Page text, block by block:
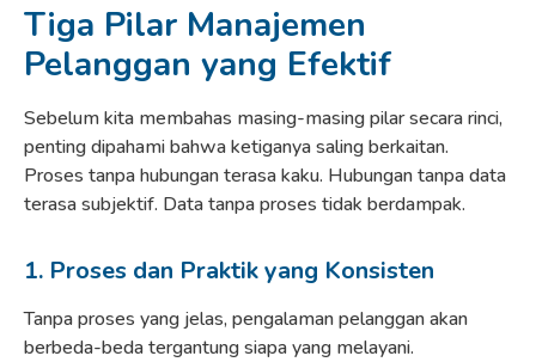
Tiga Pilar Manajemen
Pelanggan yang Efektif
Sebelum kita membahas masing-masing pilar secara rinci,
penting dipahami bahwa ketiganya saling berkaitan.
Proses tanpa hubungan terasa kaku. Hubungan tanpa data
terasa subjektif. Data tanpa proses tidak berdampak.
1. Proses dan Praktik yang Konsisten
Tanpa proses yang jelas, pengalaman pelanggan akan
berbeda-beda tergantung siapa yang melayani.